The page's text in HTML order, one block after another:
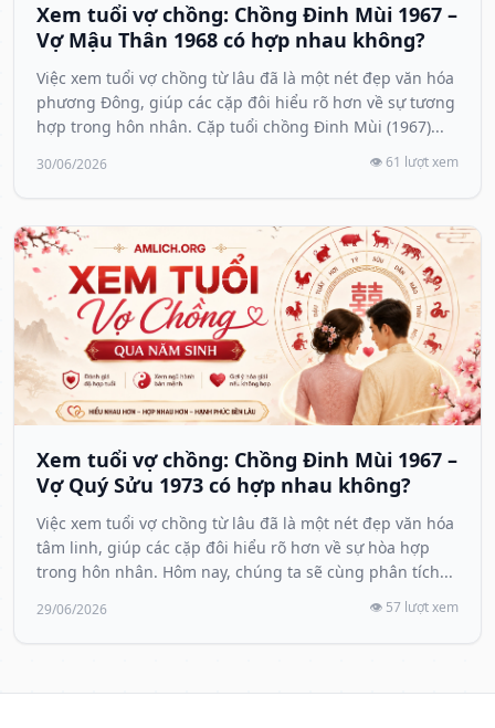
Xem tuổi vợ chồng: Chồng Đinh Mùi 1967 –
Vợ Mậu Thân 1968 có hợp nhau không?
Việc xem tuổi vợ chồng từ lâu đã là một nét đẹp văn hóa
phương Đông, giúp các cặp đôi hiểu rõ hơn về sự tương
hợp trong hôn nhân. Cặp tuổi chồng Đinh Mùi (1967)...
30/06/2026 👁️ 61 lượt xem
Xem tuổi vợ chồng: Chồng Đinh Mùi 1967 –
Vợ Quý Sửu 1973 có hợp nhau không?
Việc xem tuổi vợ chồng từ lâu đã là một nét đẹp văn hóa
tâm linh, giúp các cặp đôi hiểu rõ hơn về sự hòa hợp
trong hôn nhân. Hôm nay, chúng ta sẽ cùng phân tích...
29/06/2026 👁️ 57 lượt xem